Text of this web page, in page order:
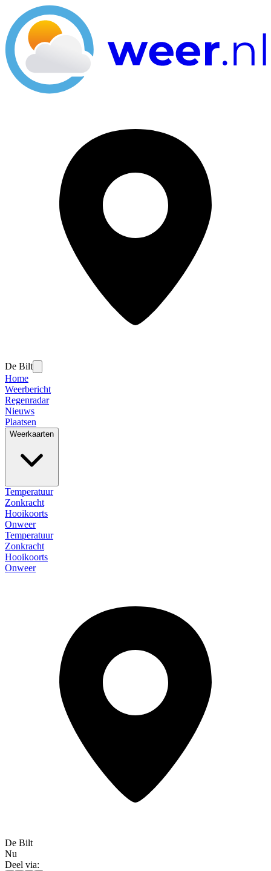
De Bilt
Home
Weerbericht
Regenradar
Nieuws
Plaatsen
Weerkaarten
Temperatuur
Zonkracht
Hooikoorts
Onweer
Temperatuur
Zonkracht
Hooikoorts
Onweer
De Bilt
Nu
Deel via: